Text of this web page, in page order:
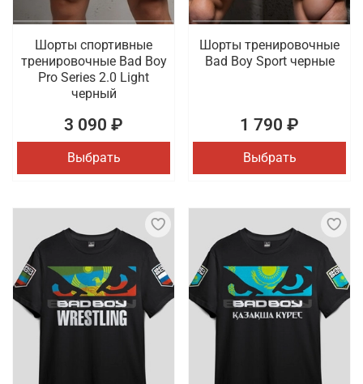
Шорты спортивные
тренировочные Bad Boy
Pro Series 2.0 Light
черный
3 090 ₽
Выбрать
Шорты тренировочные
Bad Boy Sport черные
1 790 ₽
Выбрать